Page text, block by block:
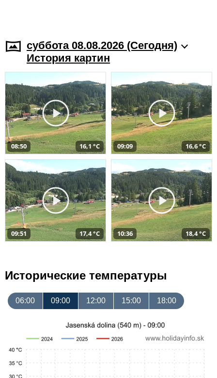
суббота 08.08.2026 (Cегодня)
История картин
08:50 16,1 °C 09:09 16,6 °C
09:51 17,4 °C 10:36 18,4 °C
Исторические температуры
06:00 09:00 12:00 15:00 18:00